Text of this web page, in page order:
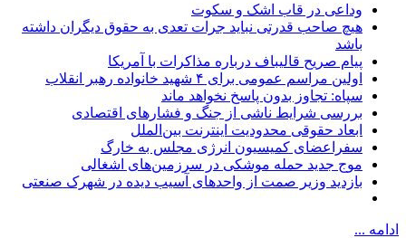
وداعی در قاب اشک و سکوت
هیچ صاحب قدرتی نباید جرات تعدی به حقوق دیگران داشته
باشد
پیام صریح قالیباف درباره مذاکرات با آمریکا
اولین مراسم عمومی برای ۴ شهید خانواده رهبر انقلاب
سپاه: تجاوز بدون پاسخ نخواهد ماند
بررسی شرایط ناشی از جنگ و فشارهای اقتصادی
ابعاد حقوقی محدودیت اینترنت بین‌الملل
سفراعضای کمیسیون انرژی مجلس به خارگ
موج جدید حمله موشکی در سرزمین‌های اشغالی
بازدید وزیر صمت از واحدهای آسیب دیده در شهرک صنعتی
ادامه ...